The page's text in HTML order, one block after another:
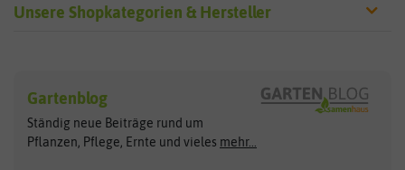
Unsere Shopkategorien & Hersteller
Exotische Samen
Gemüsesamen
Gründünger
Arche Noah
ASB Greenworld
Clever Pots
COMPO
Gartenblog
Ständig neue Beiträge rund um
Pflanzen, Pflege, Ernte und vieles mehr...